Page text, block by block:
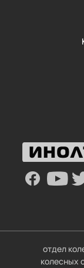
отдел
колесных